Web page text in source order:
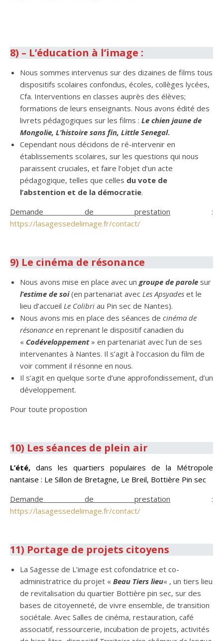
8) – L’éducation à l’image :
Nous sommes intervenus sur des dizaines de films tous
dispositifs scolaires confondus, écoles, collèges lycées,
Cfa. Interventions en classes auprès des élèves;
formations de leurs enseignants. Nous avons édité des
livrets pédagogiques sur les films : Le chien jaune de
Mongolie, L’histoire sans fin, Little Senegal.
Cependant nous décidons de ré-intervenir en
établissements scolaires, sur les questions qui nous
paraissent cruciales, et faire l’objet d’un acte
pédagogique, telles que celles du vote de
l’abstention et de la démocratie.
Demande de prestation :
https://lasagessedelimage.fr/contact/
9) Le cinéma de résonance
Nous avons mise en place avec ungroupe de parole sur
l’estime de soi(en partenariat avec Les Apsyades et le
lieu d’accueil Le Colibri au Pin sec de Nantes).
Nous avons mis en place des séances de cinéma de
résonance en reprenant le dispositif canadien du
« Codéveloppement» en partenariat avec l’un de ses
intervenantes à Nantes. Il s’agit à l’occasion du film de
voir comment il résonne en nous.
Il s’agit en quelque sorte d’une approfondissement, d’un
développement.
Pour toute propostion
10) Les séances de plein air
L’été, dans les quartiers populaires de la Métropole
nantaise : Le Sillon de Bretagne, Le Breil, Bottière Pin sec
Demande de prestation :
https://lasagessedelimage.fr/contact/
11) Portage de projets citoyens
La Sagesse de L’image est cofondatrice et co-
administratrice du projet « Beau Tiers lieu« , un tiers lieu
de revitalisation du quartier Bottière pin sec, sur des
bases de citoyenneté, de vivre ensemble, de transition
sociétale. Avec Salles de cinéma, restauration, café
associatif, ressourcerie, incubation de projets, activités